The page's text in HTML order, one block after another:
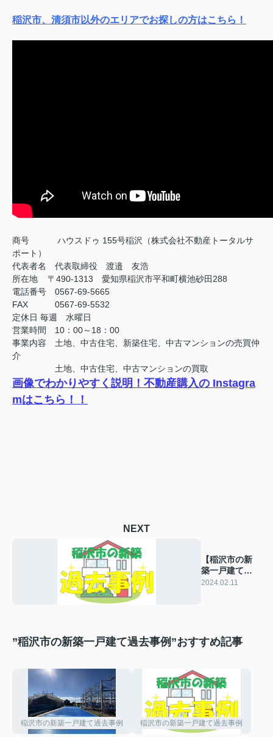
稲沢市、清須市以外のエリアでお探しの方はこちら！
商号
ハウスドゥ 155号稲沢（株式会社不動産トータルサ
ポート）
代表者名 代表取締役 渡邉 友浩
所在地 〒490-1313 愛知県稲沢市平和町横池砂田288
電話番号 0567-69-5665
FAX
0567-69-5532
定休日 毎週 水曜日
営業時間 10：00～18：00
事業内容 土地、中古住宅、新築住宅、中古マンションの売買仲
介
土地、中古住宅、中古マンションの買取
画像でわかりやすく説明！不動産購入の Instagra
mはこちら！！
NEXT
【稲沢市の新
築一戸建て】
過去の販売事
2024.02.11
”稲沢市の新築一戸建て過去事例”おすすめ記事
稲沢市の新築一戸建て過去事例 稲沢市の新築一戸建て過去事例